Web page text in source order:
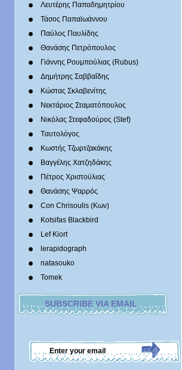
Λευτέρης Παπαδημητρίου
Τάσος Παπαϊωάννου
Παύλος Παυλίδης
Θανάσης Πετρόπουλος
Γιάννης Ρουμπούλιας (Rubus)
Δημήτρης Σαββαΐδης
Κώστας Σκλαβενίτης
Νεκτάριος Σταματόπουλος
Νικόλας Στεφαδούρος (Stef)
Tαυτολόγος
Κωστής Τζωρτζακάκης
Βαγγέλης Χατζηδάκης
Πέτρος Χριστούλιας
Θανάσης Ψαρρός
Con Chrisoulis (Κων)
Kotsifas Blackbird
Lef Kiort
lerapidograph
natasouko
Tomek
SUBSCRIBE VIA EMAIL